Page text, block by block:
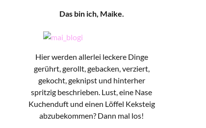
Das bin ich, Maike.
Hier werden allerlei leckere Dinge
gerührt, gerollt, gebacken, verziert,
gekocht, geknipst und hinterher
spritzig beschrieben. Lust, eine Nase
Kuchenduft und einen Löffel Keksteig
abzubekommen? Dann mal los!